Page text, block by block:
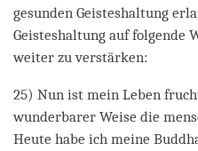
gesunden Geisteshaltung
Geisteshaltung auf folgende
weiter zu verstärken:
25) Nun ist mein Leben
wunderbarer Weise die
Heute habe ich meine